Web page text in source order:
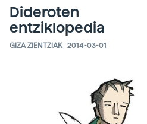
Dideroten
entziklopedia
GIZA ZIENTZIAK 2014-03-01